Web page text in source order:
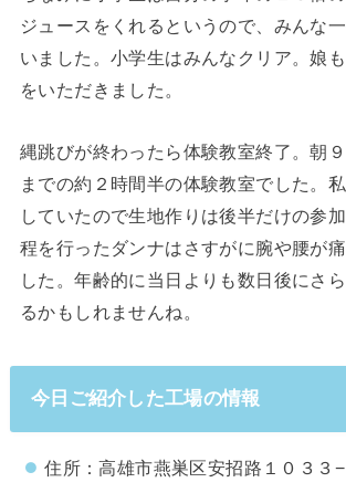
ジュースをくれるというので、みんな
いました。小学生はみんなクリア。娘
をいただきました。
縄跳びが終わったら体験教室終了。朝
までの約２時間半の体験教室でした。
していたので生地作りは後半だけの参
程を行ったダンナはさすがに腕や腰が
した。年齢的に当日よりも数日後にさ
るかもしれませんね。
今日ご紹介した工場の情報
住所：高雄市燕巣区安招路１０３３